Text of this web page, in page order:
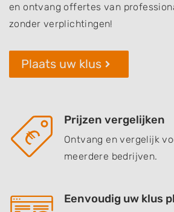
en ontvang offertes van
zonder verplichtingen!
Plaats uw klus
Prijzen vergelijken
Ontvang en vergelijk
meerdere bedrijven.
Eenvoudig uw klus